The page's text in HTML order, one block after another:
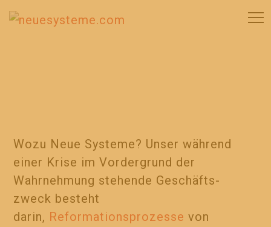
Wozu Neue Systeme? Unser während
einer Krise im Vordergrund der
Wahrnehmung stehende Geschäfts-
zweck besteht
darin, Reformationsprozesse von